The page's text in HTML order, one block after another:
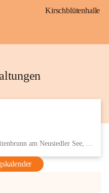
Kirschblütenhalle
Eisenstädter Straße 18, 7091 Breitenbrunn am Neusiedler See, AUT